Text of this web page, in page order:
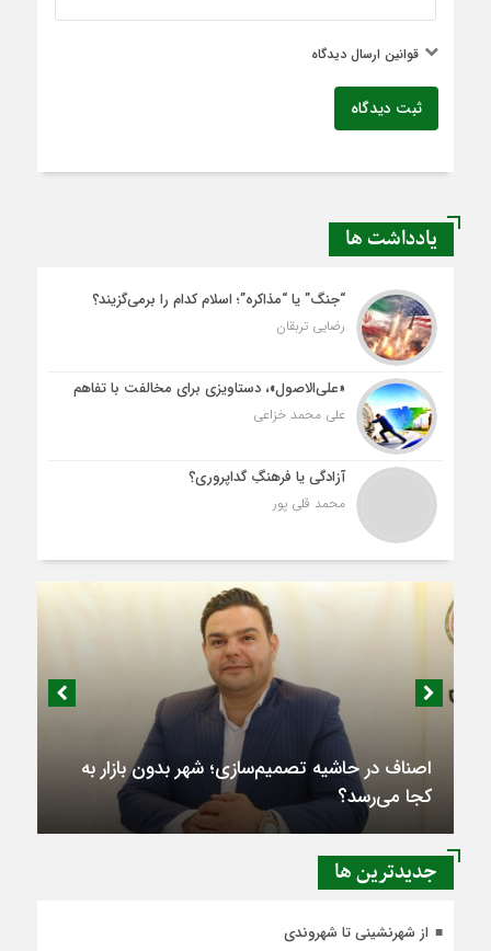
قوانین ارسال دیدگاه
ثبت دیدگاه
یادداشت ها
“جنگ” یا “مذاکره”؛ اسلام کدام را برمی‌گزیند؟
رضایی تربقان
«علی‌الاصول»، دستاویزی برای مخالفت با تفاهم
علی محمد خزاعی
آزادگی یا فرهنگِ گداپروری؟
محمد قلی پور
اصناف در حاشیه تصمیم‌سازی؛ شهر بدون بازار به
کجا می‌رسد؟
جديدترين ها
از شهرنشینی تا شهروندی